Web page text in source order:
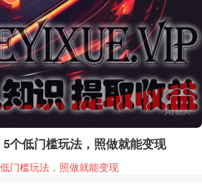
个低门槛玩法，照做就能变现
门槛玩法，照做就能变现